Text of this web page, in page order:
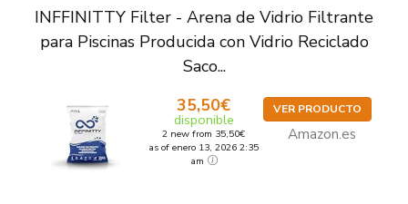
INFFINITTY Filter - Arena de Vidrio Filtrante
para Piscinas Producida con Vidrio Reciclado
Saco...
35,50€
disponible
2 new from 35,50€
as of enero 13, 2026 2:35
am
VER PRODUCTO
Amazon.es